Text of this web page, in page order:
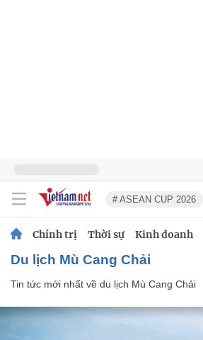
# ASEAN CUP 2026
Chính trị Thời sự Kinh doanh
du lịch Mù Cang Chải
Tin tức mới nhất về du lịch Mù Cang Chải